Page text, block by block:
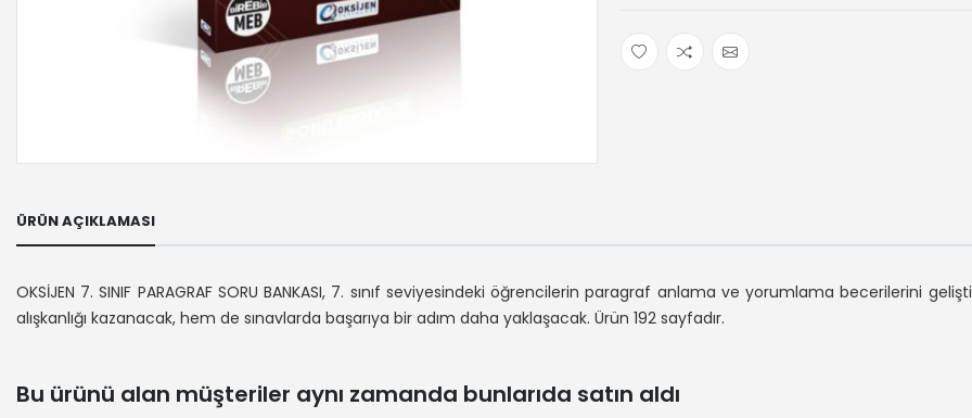
ÜRÜN AÇIKLAMASI
OKSİJEN 7. SINIF PARAGRAF SORU BANKASI, 7. sınıf seviyesindeki öğrencilerin paragraf anlama ve yorumlama becerilerini
alışkanlığı kazanacak, hem de sınavlarda başarıya bir adım daha yaklaşacak. Ürün 192 sayfadır.
Bu ürünü alan müşteriler aynı zamanda bunlarıda satın aldı